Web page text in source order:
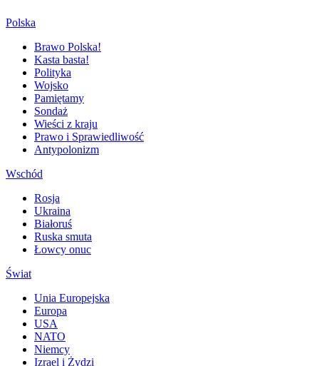
Polska
Brawo Polska!
Kasta basta!
Polityka
Wojsko
Pamiętamy
Sondaż
Wieści z kraju
Prawo i Sprawiedliwość
Antypolonizm
Wschód
Rosja
Ukraina
Białoruś
Ruska smuta
Łowcy onuc
Świat
Unia Europejska
Europa
USA
NATO
Niemcy
Izrael i Żydzi